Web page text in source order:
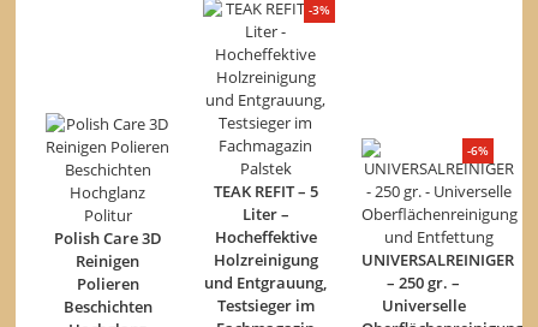
Polish Care 3D
Reinigen
Polieren
Beschichten
-3%
TEAK REFIT – 5
Liter –
Hocheffektive
Holzreinigung
und Entgrauung,
Testsieger im
-6%
UNIVERSALREINIGER
– 250 gr. –
Universelle